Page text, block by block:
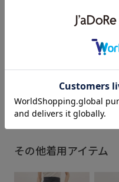
SALEランキング
カーディ
デニム合わせ ドライ
伸縮性
快適 清涼感 華やか
も
その他着用アイテム